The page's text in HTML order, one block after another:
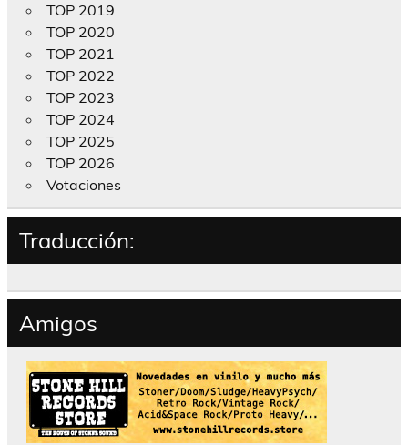
TOP 2019
TOP 2020
TOP 2021
TOP 2022
TOP 2023
TOP 2024
TOP 2025
TOP 2026
Votaciones
Traducción:
Amigos